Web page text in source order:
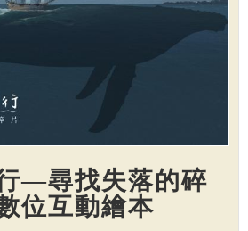
行—尋找失落的碎
位互動繪本